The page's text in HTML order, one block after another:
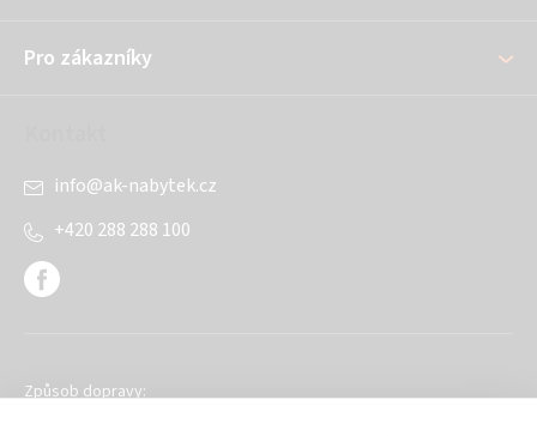
Pro zákazníky
info@ak-nabytek.cz
+420 288 288 100
Způsob dopravy: